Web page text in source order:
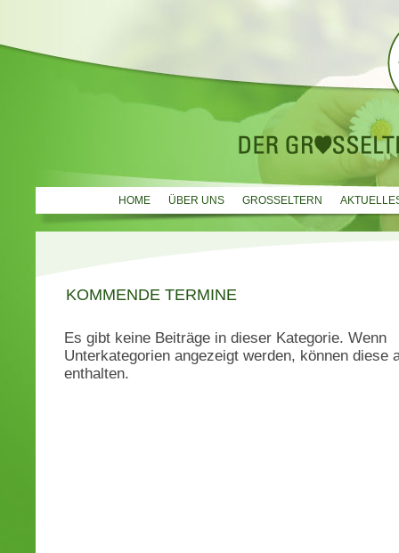
HOME ÜBER UNS GROSSELTERN
KOMMENDE TERMINE
Es gibt keine Beiträge in dieser Kategorie. Wenn
Unterkategorien angezeigt werden, können diese
enthalten.